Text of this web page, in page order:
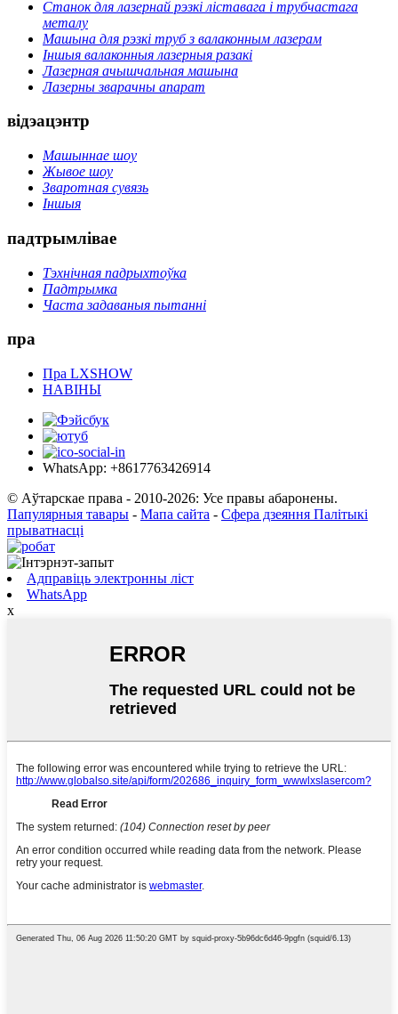
Станок для лазернай рэзкі ліставага і трубчастага
металу
Машына для рэзкі труб з валаконным лазерам
Іншыя валаконныя лазерныя разакі
Лазерная ачышчальная машына
Лазерны зварачны апарат
відэацэнтр
Машыннае шоу
Жывое шоу
Зваротная сувязь
Іншыя
падтрымлівае
Тэхнічная падрыхтоўка
Падтрымка
Часта задаваныя пытанні
пра
Пра LXSHOW
НАВІНЫ
WhatsApp: +8617763426914
© Аўтарскае права - 2010-2026: Усе правы абаронены.
Папулярныя тавары - Мапа сайта - Сфера дзеяння Палітыкі
прыватнасці
Адправіць электронны ліст
WhatsApp
x